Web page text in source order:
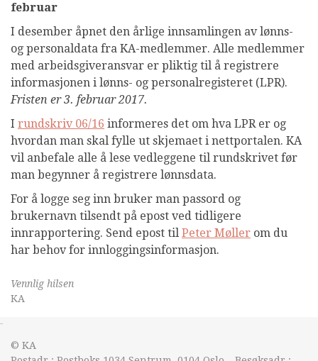
februar
I desember åpnet den årlige innsamlingen av lønns-
og personaldata fra KA-medlemmer. Alle medlemmer
med arbeidsgiveransvar er pliktig til å registrere
informasjonen i lønns- og personalregisteret (LPR).
Fristen er 3. februar 2017.
I rundskriv 06/16 informeres det om hva LPR er og
hvordan man skal fylle ut skjemaet i nettportalen. KA
vil anbefale alle å lese vedleggene til rundskrivet før
man begynner å registrere lønnsdata.
For å logge seg inn bruker man passord og
brukernavn tilsendt på epost ved tidligere
innrapportering. Send epost til Peter Møller om du
har behov for innloggingsinformasjon.
Vennlig hilsen
KA
© KA